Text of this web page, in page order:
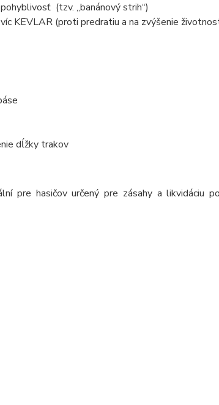
(tzv. „banánový strih“)
KEVLAR (proti predratiu a na zvýšenie
dĺžky trakov
pre hasičov určený pre zásahy a likvidáciu